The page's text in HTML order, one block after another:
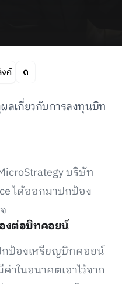
ค์
ลเกี่ยวกับการลงทุนบิท
บริษัท
ได้ออกมาปกป้อง
องต่อบิทคอยน์
กป้องเหรียญบิทคอยน์
าในอนาคตเอาไว้จาก